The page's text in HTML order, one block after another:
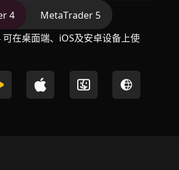
4
MetaTrader 5
在桌面端、iOS及安卓设备上使